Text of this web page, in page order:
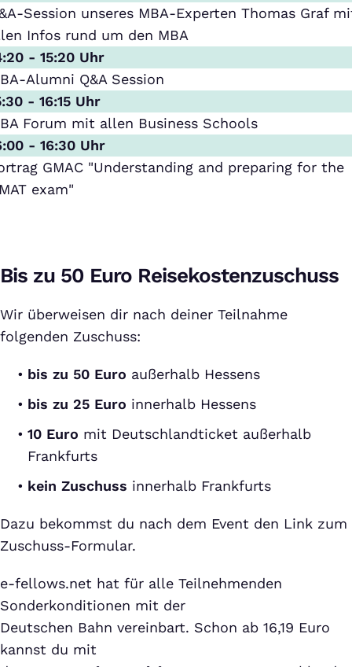
Session unseres MBA-Experten Thomas Graf
Infos rund um den MBA
- 15:20 Uhr
Alumni Q&A Session
- 16:15 Uhr
Forum mit allen Business Schools
- 16:30 Uhr
GMAC "Understanding and preparing for the
exam"
Bis zu 50 Euro Reisekostenzuschuss
Wir überweisen dir nach deiner Teilnahme
folgenden Zuschuss:
bis zu 50 Euro außerhalb Hessens
bis zu 25 Euro innerhalb Hessens
10 Euro mit Deutschlandticket außerhalb
Frankfurts
kein Zuschuss innerhalb Frankfurts
Dazu bekommst du nach dem Event den Link zum
Zuschuss-Formular.
e-fellows.net hat für alle Teilnehmenden
Sonderkonditionen mit der
Deutschen Bahn vereinbart. Schon ab 16,19 Euro
kannst du mit